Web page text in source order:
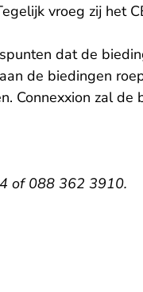
vroeg zij het
dat de
de biedingen
Connexxion zal de
of 088 362 3910.